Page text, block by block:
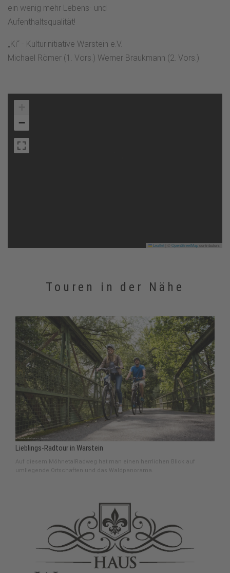
ein wenig mehr Lebens- und
Aufenthaltsqualität!
„Ki“ - Kulturinitiative Warstein e.V.
Michael Römer (1. Vors.) Werner Braukmann (2. Vors.)
−
Leaflet OpenStreetMapcontributors
Touren in der Nähe
Lieblings-Radtour in Warstein
Auf diesem MöhnetalRadweg hat man einen herrlichen Blick auf
umliegende Ortschaften und das Waldpanorama.